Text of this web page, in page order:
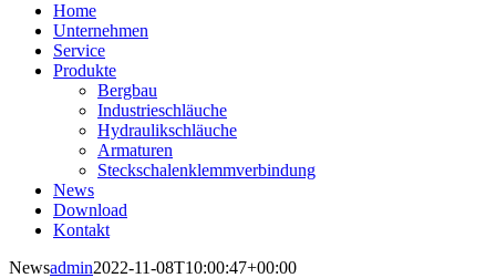
Home
Unternehmen
Service
Produkte
Bergbau
Industrieschläuche
Hydraulikschläuche
Armaturen
Steckschalenklemmverbindung
News
Download
Kontakt
Newsadmin2022-11-08T10:00:47+00:00